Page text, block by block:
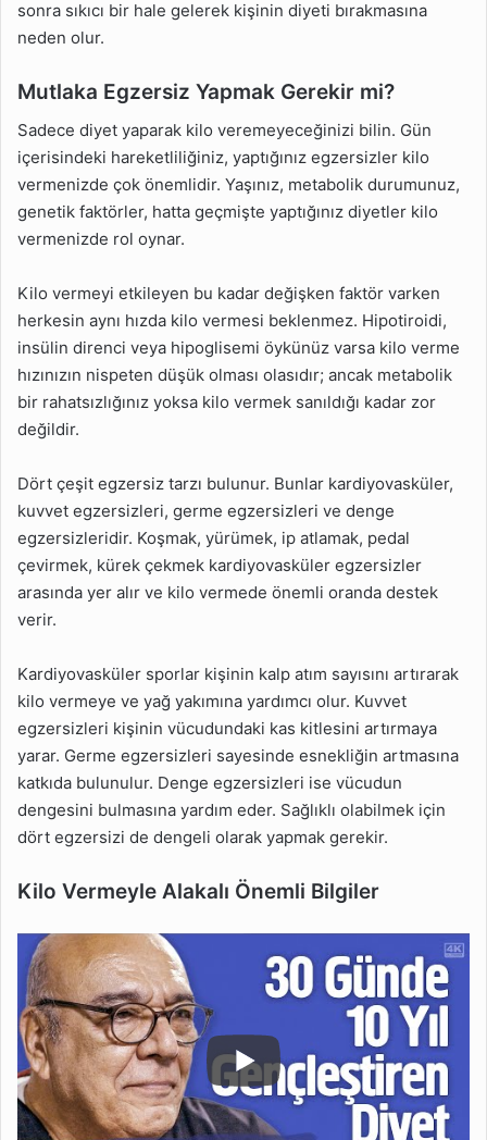
sonra sıkıcı bir hale gelerek kişinin diyeti bırakmasına
neden olur.
Mutlaka Egzersiz Yapmak Gerekir mi?
Sadece diyet yaparak kilo veremeyeceğinizi bilin. Gün
içerisindeki hareketliliğiniz, yaptığınız egzersizler kilo
vermenizde çok önemlidir. Yaşınız, metabolik durumunuz,
genetik faktörler, hatta geçmişte yaptığınız diyetler kilo
vermenizde rol oynar.
Kilo vermeyi etkileyen bu kadar değişken faktör varken
herkesin aynı hızda kilo vermesi beklenmez. Hipotiroidi,
insülin direnci veya hipoglisemi öykünüz varsa kilo verme
hızınızın nispeten düşük olması olasıdır; ancak metabolik
bir rahatsızlığınız yoksa kilo vermek sanıldığı kadar zor
değildir.
Dört çeşit egzersiz tarzı bulunur. Bunlar kardiyovasküler,
kuvvet egzersizleri, germe egzersizleri ve denge
egzersizleridir. Koşmak, yürümek, ip atlamak, pedal
çevirmek, kürek çekmek kardiyovasküler egzersizler
arasında yer alır ve kilo vermede önemli oranda destek
verir.
Kardiyovasküler sporlar kişinin kalp atım sayısını artırarak
kilo vermeye ve yağ yakımına yardımcı olur. Kuvvet
egzersizleri kişinin vücudundaki kas kitlesini artırmaya
yarar. Germe egzersizleri sayesinde esnekliğin artmasına
katkıda bulunulur. Denge egzersizleri ise vücudun
dengesini bulmasına yardım eder. Sağlıklı olabilmek için
dört egzersizi de dengeli olarak yapmak gerekir.
Kilo Vermeyle Alakalı Önemli Bilgiler